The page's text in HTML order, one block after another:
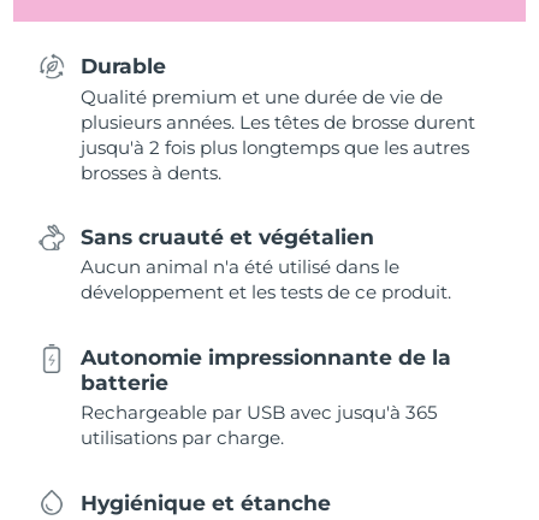
Durable
Qualité premium et une durée de vie de
plusieurs années. Les têtes de brosse durent
jusqu'à 2 fois plus longtemps que les autres
brosses à dents.
Sans cruauté et végétalien
Aucun animal n'a été utilisé dans le
développement et les tests de ce produit.
Autonomie impressionnante de la
batterie
Rechargeable par USB avec jusqu'à 365
utilisations par charge.
Hygiénique et étanche